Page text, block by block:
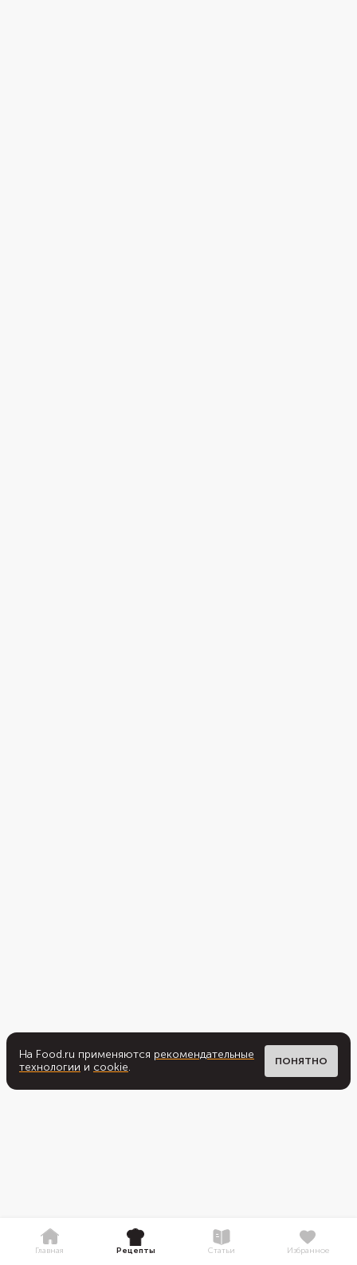
На Food.ru применяются рекомендательные
технологии и cookie. ПОНЯТНО
Главная Рецепты Статьи Избранное